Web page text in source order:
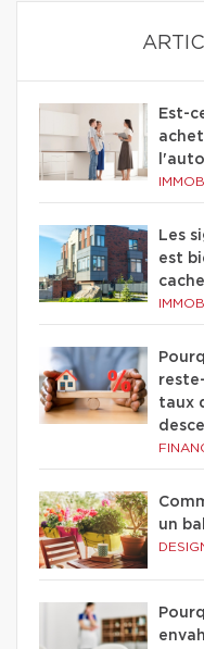
Est-
Les
est
taux
un